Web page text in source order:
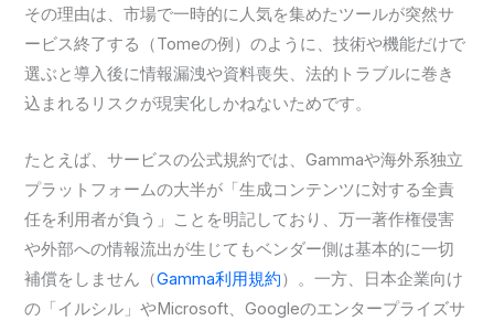
その理由は、市場で一時的に人気を集めたツールが突然サ
ービス終了する（Tomeの例）のように、技術や機能だけで
選ぶと導入後に情報漏洩や資料喪失、法的トラブルに巻き
込まれるリスクが現実化しかねないためです。
たとえば、サービスの公式規約では、Gammaや海外系独立
プラットフォームの大半が「生成コンテンツに対する全責
任を利用者が負う」ことを明記しており、万一著作権侵害
や外部への情報流出が生じてもベンダー側は基本的に一切
補償をしません（Gamma利用規約）。一方、日本企業向け
の「イルシル」やMicrosoft、Googleのエンタープライズサ